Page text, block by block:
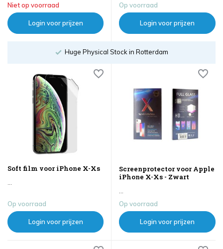
Niet op voorraad
Login voor prijzen
Op voorraad
Login voor prijzen
Huge Physical Stock in Rotterdam
Soft film voor iPhone X-Xs
...
Op voorraad
Login voor prijzen
Screenprotector voor Apple
iPhone X-Xs - Zwart
...
Op voorraad
Login voor prijzen